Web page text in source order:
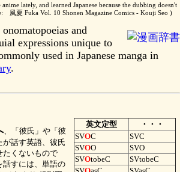
lately, and learned Japanese because the dubbing doesn't
風夏 Fuka Vol. 10 Shonen Magazine Comics - Kouji Seo )
and
expressions unique to
used in Japanese manga in
.
英文定型
・・・
SVOC
SVC
SVOO
SVO
SVOtobeC
SVtobeC
、「彼氏」や「彼
話す英語、彼氏
たくないもので
話すには、単語の